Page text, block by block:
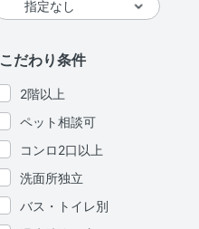
こだわり条件
2階以上
ペット相談可
コンロ2口以上
洗面所独立
バス・トイレ別